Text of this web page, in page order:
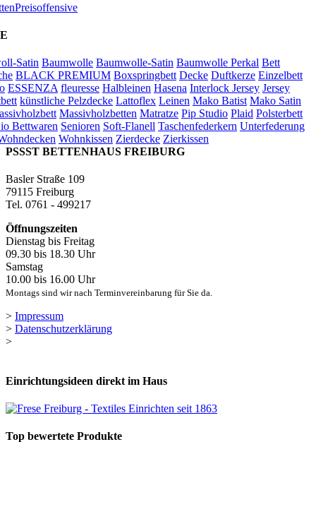
Satin Baumwolle Baumwolle-Satin Baumwolle Perkal Bett
BLACK PREMIUM Boxspringbett Decke Duftkerze Einzelbett
ESSENZA fleuresse Halbleinen Hasena Interlock Jersey Jersey
künstliche Pelzdecke Lattoflex Leinen Mako Batist Mako Satin
Massivholzbetten Matratze Pip Studio Plaid Polsterbett
Bettwaren Senioren Soft-Flanell Taschenfederkern Unterfederung
Wohnkissen Zierdecke Zierkissen
PSSST BETTENHAUS FREIBURG
Basler Straße 109
79115 Freiburg
Tel. 0761 - 499217
Öffnungszeiten
Dienstag bis Freitag
09.30 bis 18.30 Uhr
Samstag
10.00 bis 16.00 Uhr
Montags sind wir nach Terminvereinbarung für Sie da.
> Impressum
> Datenschutzerklärung
>
Einrichtungsideen direkt im Haus
Top bewertete Produkte